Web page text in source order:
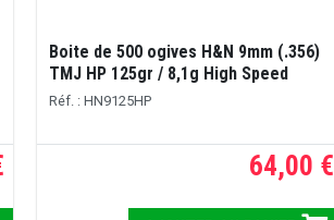
Boite de 500 ogives H&N 9mm (.356)
TMJ HP 125gr / 8,1g High Speed
Réf. : HN9125HP
64,00 €